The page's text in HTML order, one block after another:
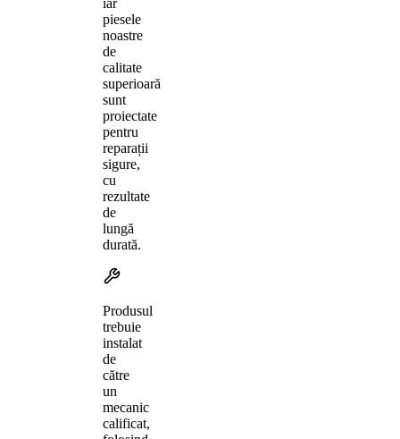
iar
piesele
noastre
de
calitate
superioară
sunt
proiectate
pentru
reparații
sigure,
cu
rezultate
de
lungă
durată.
Produsul
trebuie
instalat
de
către
un
mecanic
calificat,